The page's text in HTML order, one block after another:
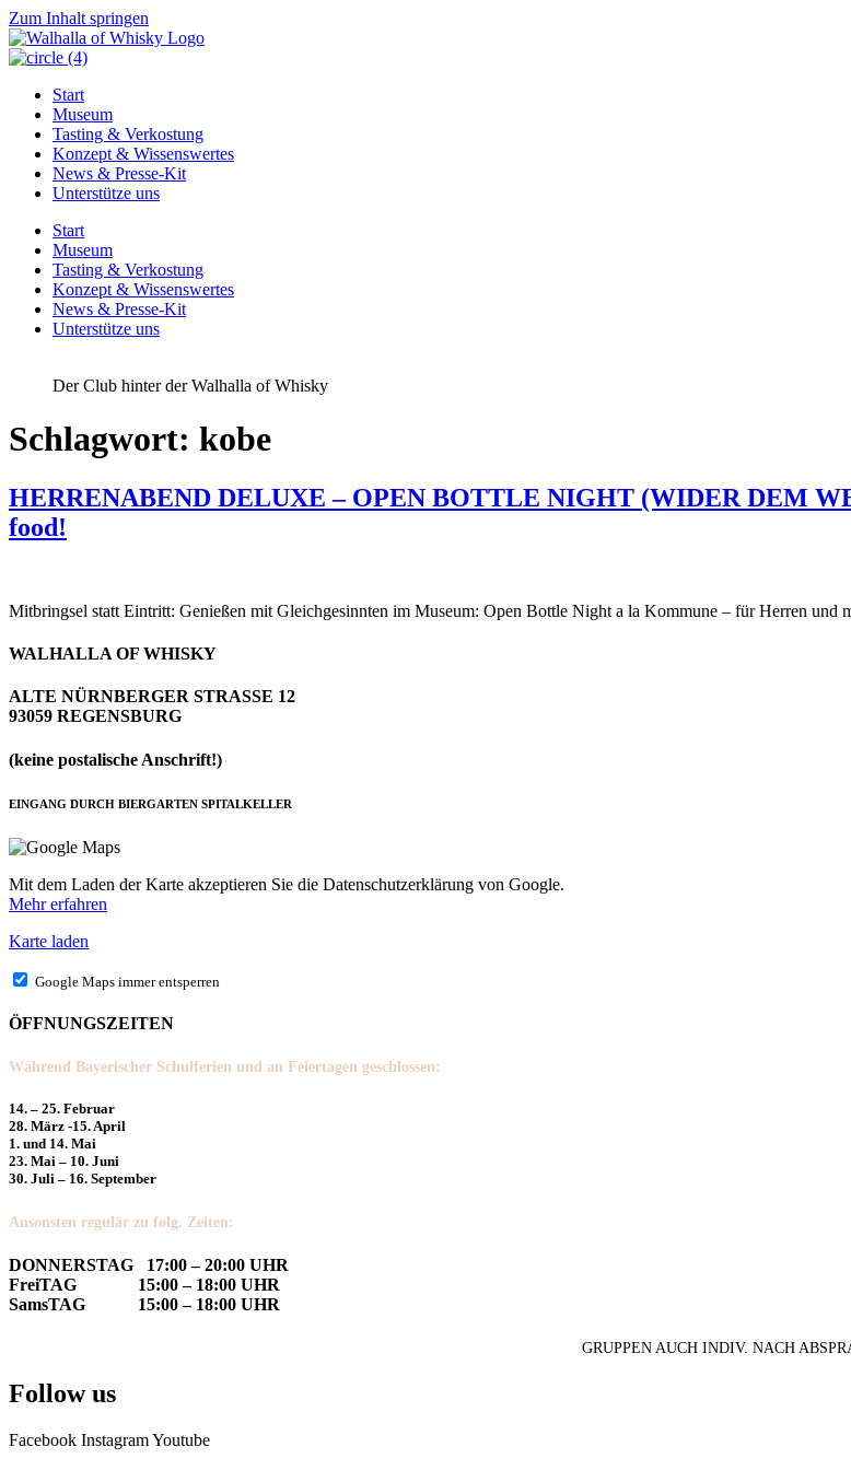
Zum Inhalt springen
Start
Museum
Tasting & Verkostung
Konzept & Wissenswertes
News & Presse-Kit
Unterstütze uns
Start
Museum
Tasting & Verkostung
Konzept & Wissenswertes
News & Presse-Kit
Unterstütze uns
Der Club hinter der Walhalla of Whisky
Schlagwort: kobe
HERRENABEND DELUXE – OPEN BOTTLE NIGHT (WIDER DEM
food!
Mitbringsel statt Eintritt: Genießen mit Gleichgesinnten im Museum: Open Bottle Night a la Kommune – für Herren
WALHALLA OF WHISKY
ALTE NÜRNBERGER STRASSE 12
93059 REGENSBURG
(keine postalische Anschrift!)
EINGANG DURCH BIERGARTEN SPITALKELLER
Mit dem Laden der Karte akzeptieren Sie die Datenschutzerklärung von Google.
Mehr erfahren
Karte laden
Google Maps immer entsperren
ÖFFNUNGSZEITEN
Während Bayerischer Schulferien und an Feiertagen geschlossen:
14. – 25. Februar
28. März -15. April
1. und 14. Mai
23. Mai – 10. Juni
30. Juli – 16. September
Ansonsten regulär zu folg. Zeiten:
DONNERSTAG 17:00 – 20:00 UHR
FreiTAG 15:00 – 18:00 UHR
SamsTAG 15:00 – 18:00 UHR
GRUPPEN AUCH INDIV. NACH
Follow us
Facebook InstagramYoutube